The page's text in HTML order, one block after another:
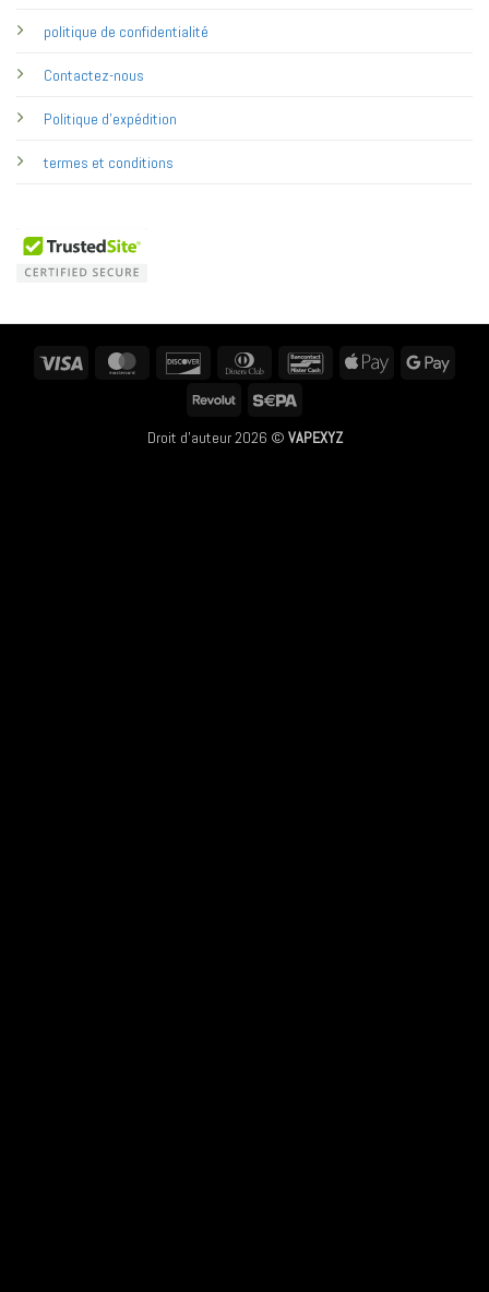
politique de confidentialité
Contactez-nous
Politique d'expédition
termes et conditions
MasterCard Discover
Dinners
BancontactApple
Revolut
Droit d'auteur 2026 © VAPEXYZ